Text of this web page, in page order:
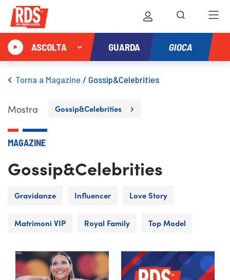
ASCOLTA GUARDA GIOCA
Torna a Magazine / Gossip&Celebrities
Mostra Gossip&Celebrities
MAGAZINE
Gossip&Celebrities
Gravidanze Influencer Love Story
Matrimoni VIP Royal Family Top Model